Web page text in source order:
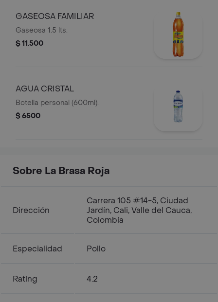
GASEOSA FAMILIAR
Gaseosa 1.5 lts.
$ 11.500
AGUA CRISTAL
Botella personal (600ml).
$ 6500
Sobre La Brasa Roja
Dirección
Carrera 105 #14-5, Ciudad
Jardín, Cali, Valle del Cauca,
Colombia
Especialidad Pollo
Rating 4.2